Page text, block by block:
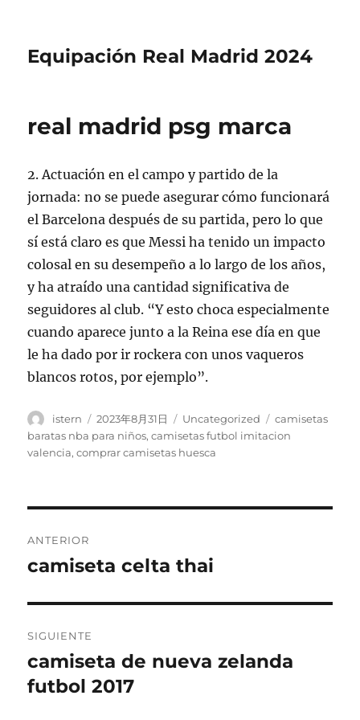
Equipación Real Madrid 2024
real madrid psg marca
2. Actuación en el campo y partido de la
jornada: no se puede asegurar cómo funcionará
el Barcelona después de su partida, pero lo que
sí está claro es que Messi ha tenido un impacto
colosal en su desempeño a lo largo de los años,
y ha atraído una cantidad significativa de
seguidores al club. “Y esto choca especialmente
cuando aparece junto a la Reina ese día en que
le ha dado por ir rockera con unos vaqueros
blancos rotos, por ejemplo”.
Autor
istern
Publicado
el
2023年8月31日 Categorías
Uncategorized Etiquetas
camisetas
baratas nba para niños,camisetas futbol imitacion
valencia,comprar camisetas huesca
de
ANTERIOR
Entrada
camiseta celta thai
SIGUIENTE
Entrada
siguiente:
camiseta de nueva zelanda
futbol 2017